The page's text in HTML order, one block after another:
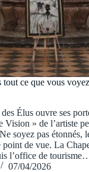
ce que vous
Élus ouvre ses
Vision » de l’artiste
soyez pas étonnés,
de vue. La
l’office de
07/04/2026